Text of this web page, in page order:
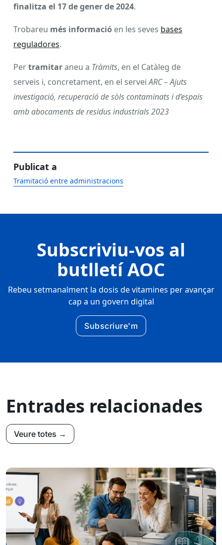
finalitza el 17 de gener de 2024.
Trobareu més informació en les seves bases
reguladores.
Pertramitaraneu a Tràmits, en el Catàleg de
serveis i, concretament, en el serveiARC – Ajuts
investigació, recuperació de sòls contaminats i d’espais
amb abocaments de residus industrials 2023
Publicat a
Tramitació entre administracions
Subscriviu-vos al
butlletí AOC
Rebeu setmanalment la dosis de vitamines per avançar
cap a un govern digital
Subscriure'm
Entrades relacionades
Veure totes →